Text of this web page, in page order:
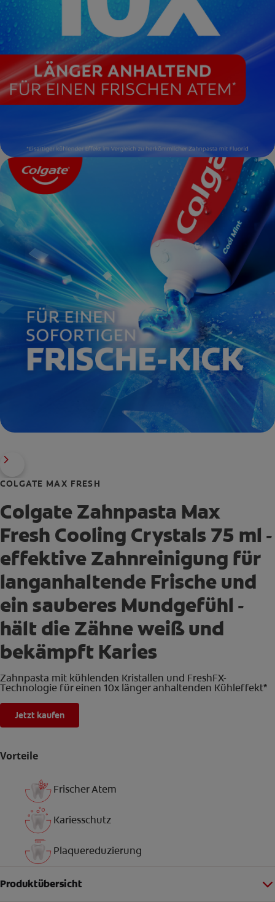
COLGATE MAX FRESH
Colgate Zahnpasta Max
Fresh Cooling Crystals 75 ml -
effektive Zahnreinigung für
langanhaltende Frische und
ein sauberes Mundgefühl -
hält die Zähne weiß und
bekämpft Karies
Zahnpasta mit kühlenden Kristallen und FreshFX-
Technologie für einen 10x länger anhaltenden Kühleffekt*
Jetzt kaufen
Vorteile
Frischer Atem
Kariesschutz
Plaquereduzierung
Produktübersicht